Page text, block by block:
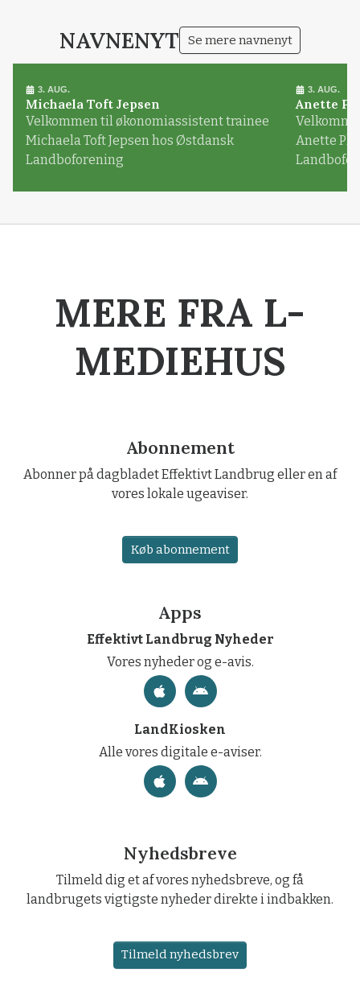
NAVNENYT Se mere navnenyt
3. AUG.
Michaela Toft Jepsen
Velkommen til økonomiassistent trainee
Michaela Toft Jepsen hos Østdansk
Landboforening
3. AUG.
Anette
Anette
MERE FRA L-
MEDIEHUS
Abonnement
Abonner på dagbladet Effektivt Landbrug eller en af
vores lokale ugeaviser.
Køb abonnement
Apps
Effektivt Landbrug Nyheder
Vores nyheder og e-avis.
LandKiosken
Alle vores digitale e-aviser.
Nyhedsbreve
Tilmeld dig et af vores nyhedsbreve, og få
landbrugets vigtigste nyheder direkte i indbakken.
Tilmeld nyhedsbrev